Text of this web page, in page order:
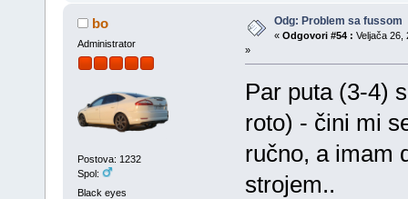
bo
Administrator
Postova: 1232
Spol:
Black eyes
Odg: Problem sa fussom
« Odgovori #54 : Veljača 26,
»
Par puta (3-4)
roto) - čini mi
ručno, a imam
strojem..